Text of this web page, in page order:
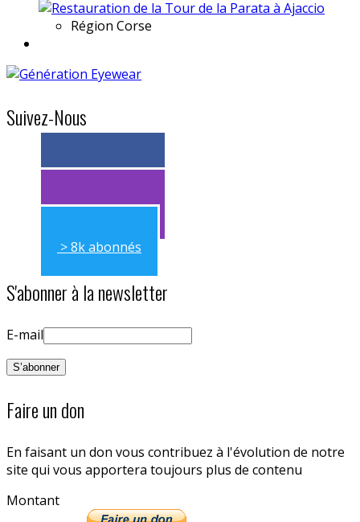
Région Corse
Suivez-Nous
> 11k abonnés
> 11k abonnés
> 8k abonnés
S'abonner à la newsletter
E-mail
Faire un don
En faisant un don vous contribuez à l'évolution de notre
site qui vous apportera toujours plus de contenu
Montant